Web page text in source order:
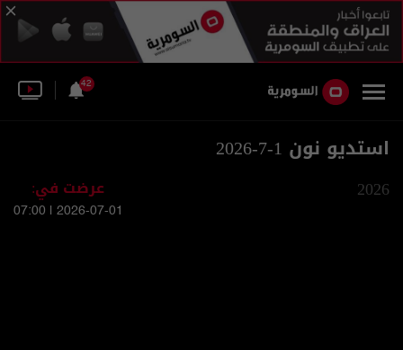
42
استديو نون 1-7-2026
2026 عرضت في:
2026-07-01 | 07:00